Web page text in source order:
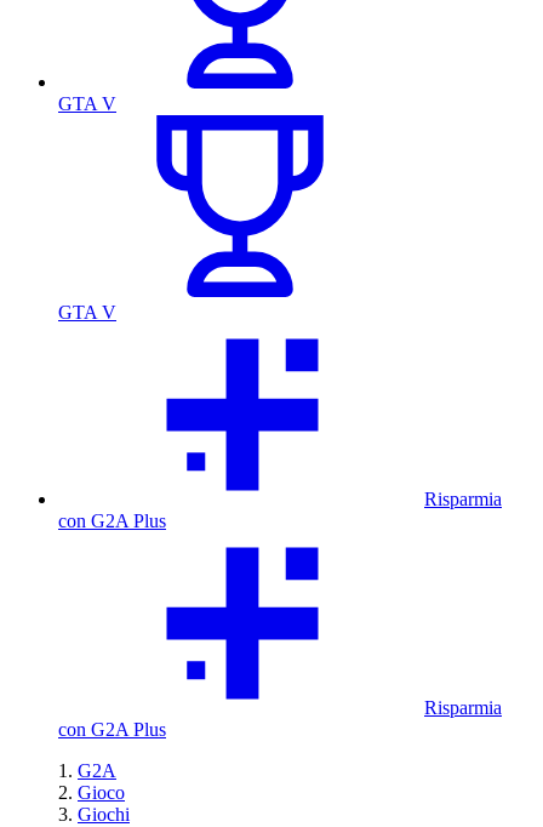
GTA V
GTA V
Risparmia
con G2A Plus
Risparmia
con G2A Plus
G2A
Gioco
Giochi